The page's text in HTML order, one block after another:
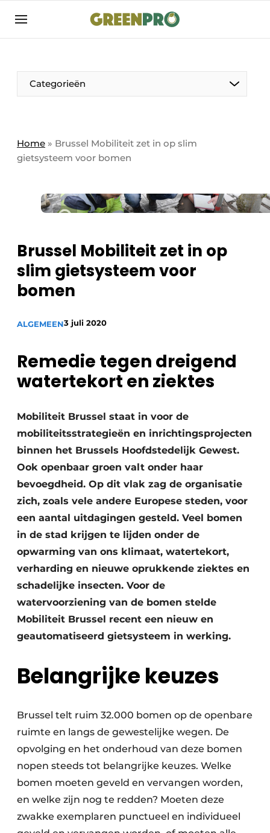
Aanmelden
Bedrijven
Bedrijven
Direct contact
Evenement aanmelden
groenprofessional
Meest gelezen
Podcasts
Privacy / Cookie statement
Vacature aanmelden
Video’s
Categorieën
Home » Brussel Mobiliteit zet in op slim
gietsysteem voor bomen
Brussel Mobiliteit zet in op
slim gietsysteem voor
bomen
ALGEMEEN3 juli 2020
Remedie tegen dreigend
watertekort en ziektes
Mobiliteit Brussel staat in voor de
mobiliteitsstrategieën en inrichtingsprojecten
binnen het Brussels Hoofdstedelijk Gewest.
Ook openbaar groen valt onder haar
bevoegdheid. Op dit vlak zag de organisatie
zich, zoals vele andere Europese steden, voor
een aantal uitdagingen gesteld. Veel bomen
in de stad krijgen te lijden onder de
opwarming van ons klimaat, watertekort,
verharding en nieuwe oprukkende ziektes en
schadelijke insecten. Voor de
watervoorziening van de bomen stelde
Mobiliteit Brussel recent een nieuw en
geautomatiseerd gietsysteem in werking.
Belangrijke keuzes
Brussel telt ruim 32.000 bomen op de openbare
ruimte en langs de gewestelijke wegen. De
opvolging en het onderhoud van deze bomen
nopen steeds tot belangrijke keuzes. Welke
bomen moeten geveld en vervangen worden,
en welke zijn nog te redden? Moeten deze
zwakke exemplaren punctueel en individueel